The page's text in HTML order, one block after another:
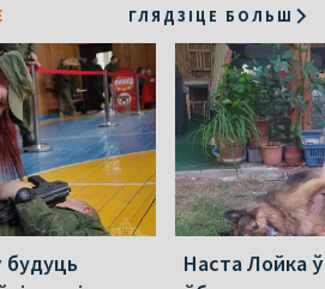
ГЛЯДЗІЦЕ БОЛЬШ
будуць
Наста Лойка